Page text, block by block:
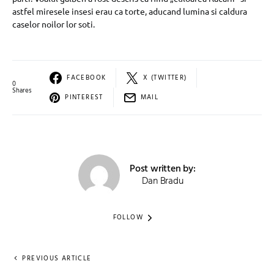
astfel miresele insesi erau ca torte, aducand lumina si caldura
caselor noilor lor soti.
0
Shares
FACEBOOK
X (TWITTER)
PINTEREST
MAIL
Post written by:
Dan Bradu
FOLLOW
PREVIOUS ARTICLE